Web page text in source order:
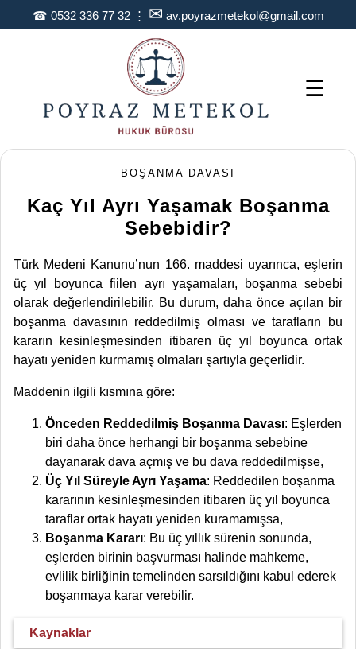
☎ 0532 336 77 32⋮ ✉ av.poyrazmetekol@gmail.com
☰
BOŞANMA DAVASI
Kaç Yıl Ayrı Yaşamak Boşanma
Sebebidir?
Türk Medeni Kanunu’nun 166. maddesi uyarınca, eşlerin
üç yıl boyunca fiilen ayrı yaşamaları, boşanma sebebi
olarak değerlendirilebilir. Bu durum, daha önce açılan bir
boşanma davasının reddedilmiş olması ve tarafların bu
kararın kesinleşmesinden itibaren üç yıl boyunca ortak
hayatı yeniden kurmamış olmaları şartıyla geçerlidir.
Maddenin ilgili kısmına göre:
Önceden Reddedilmiş Boşanma Davası: Eşlerden
biri daha önce herhangi bir boşanma sebebine
dayanarak dava açmış ve bu dava reddedilmişse,
Üç Yıl Süreyle Ayrı Yaşama: Reddedilen boşanma
kararının kesinleşmesinden itibaren üç yıl boyunca
taraflar ortak hayatı yeniden kuramamışsa,
Boşanma Kararı: Bu üç yıllık sürenin sonunda,
eşlerden birinin başvurması halinde mahkeme,
evlilik birliğinin temelinden sarsıldığını kabul ederek
boşanmaya karar verebilir.
Kaynaklar